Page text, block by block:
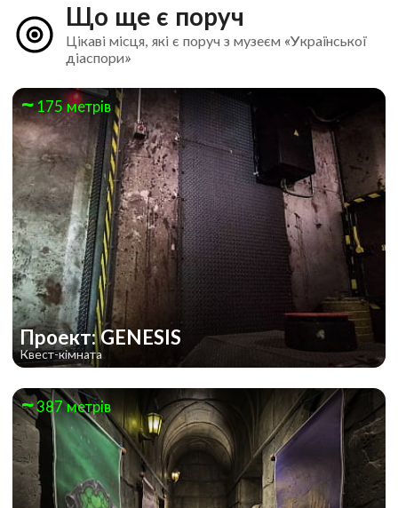
Що ще є поруч
Цікаві місця, які є поруч з музеєм «Української
діаспори»
175 метрів
Проект: GENESIS
Квест-кімната
387 метрів